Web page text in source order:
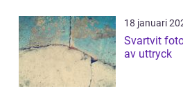
18 januari
Svartvit
av uttryck